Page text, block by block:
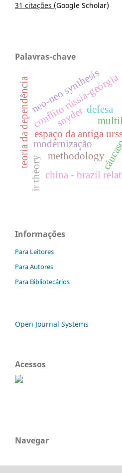
31 citações (Google Scholar)
Palavras-chave
defesa
conflito rússia-geórgia
espaço da antiga
modernização
china - brazil
teoria da dependência
ir theory methodology
neo-neo synthesis
snyder
Informações
Para Leitores
Para Autores
Para Bibliotecários
Open Journal Systems
Acessos
Navegar